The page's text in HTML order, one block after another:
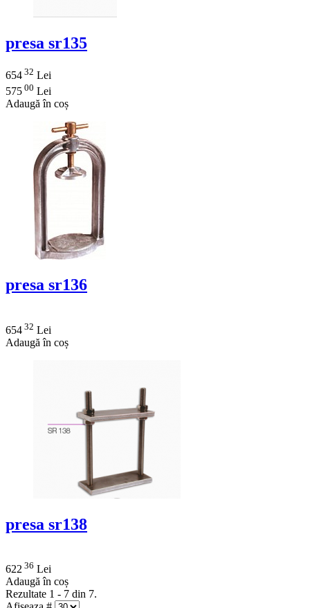
presa sr135
654 32 Lei
575 00 Lei
Adaugă în coș
presa sr136
654 32 Lei
Adaugă în coș
presa sr138
622 36 Lei
Adaugă în coș
Rezultate 1 - 7 din 7.